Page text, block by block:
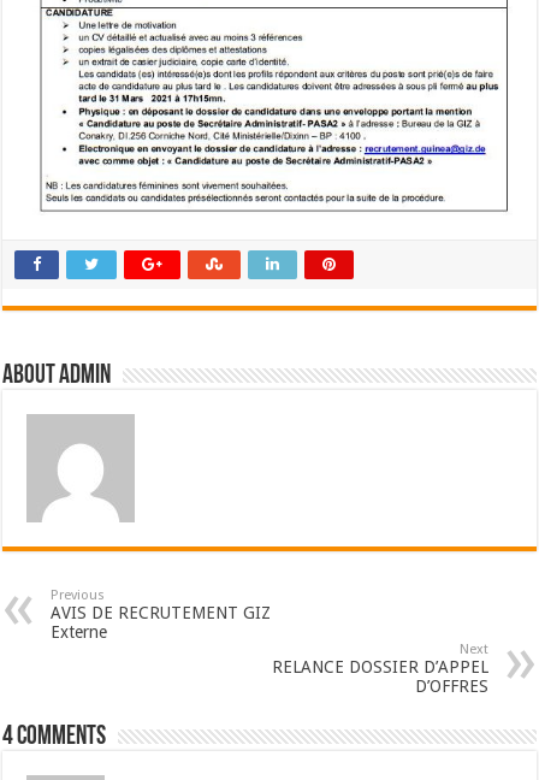
About admin
Previous
AVIS DE RECRUTEMENT GIZ
Externe
Next
RELANCE DOSSIER D’APPEL
D’OFFRES
4 comments